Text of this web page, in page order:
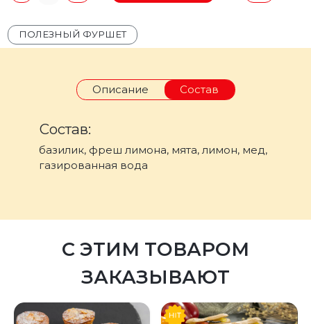
ПОЛЕЗНЫЙ ФУРШЕТ
Описание Состав
Состав:
базилик, фреш лимона, мята, лимон, мед,
газированная вода
С ЭТИМ ТОВАРОМ
ЗАКАЗЫВАЮТ